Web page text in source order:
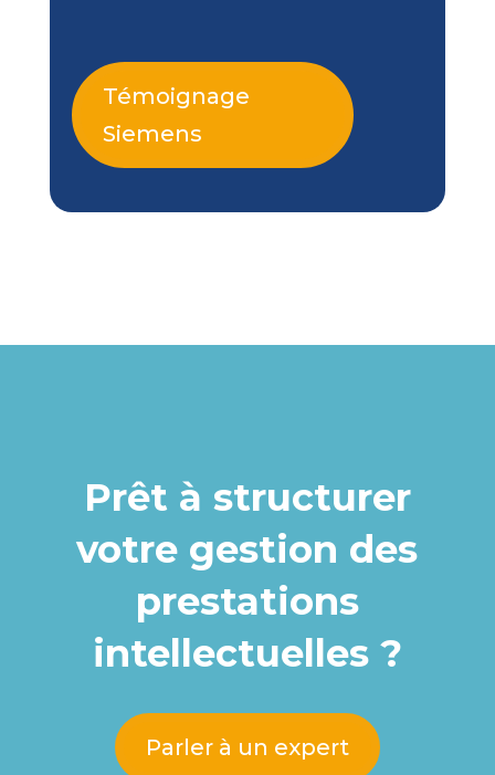
Témoignage
Siemens
Prêt à structurer
votre gestion des
prestations
intellectuelles ?
Parler à un expert